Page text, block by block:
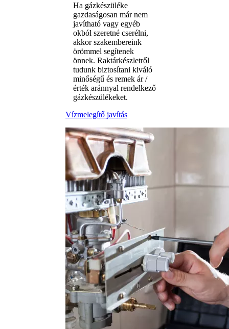
Ha gázkészüléke
gazdaságosan már nem
javítható vagy egyéb
okból szeretné cserélni,
akkor szakembereink
örömmel segítenek
önnek. Raktárkészletről
tudunk biztosítani kiváló
minőségű és remek ár /
érték aránnyal rendelkező
gázkészülékeket.
Vízmelegítő javítás